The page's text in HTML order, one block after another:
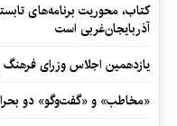
کتاب، محوریت برنامه‌های
آذربایجان‌غربی است
یازدهمین اجلاس وزرای
«مخاطب» و «گفت‌وگو» دو